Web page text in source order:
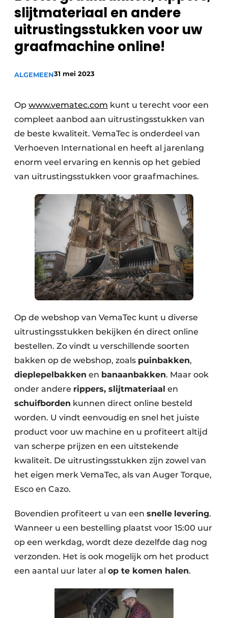
Privacy / Cookie statement
Vacature aanmelden
Vacatures
slijtmateriaal en andere
uitrustingsstukken voor uw
graafmachine online!
ALGEMEEN31 mei 2023
Op www.vematec.com kunt u terecht voor een
compleet aanbod aan uitrustingsstukken van
de beste kwaliteit. VemaTec is onderdeel van
Verhoeven International en heeft al jarenlang
enorm veel ervaring en kennis op het gebied
van uitrustingsstukken voor graafmachines.
Op de webshop van VemaTec kunt u diverse
uitrustingsstukken bekijken én direct online
bestellen. Zo vindt u verschillende soorten
bakken op de webshop, zoals puinbakken,
dieplepelbakken en banaanbakken. Maar ook
onder andere rippers, slijtmateriaal en
schuifborden kunnen direct online besteld
worden. U vindt eenvoudig en snel het juiste
product voor uw machine en u profiteert altijd
van scherpe prijzen en een uitstekende
kwaliteit. De uitrustingsstukken zijn zowel van
het eigen merk VemaTec, als van Auger Torque,
Esco en Cazo.
Bovendien profiteert u van een snelle levering.
Wanneer u een bestelling plaatst voor 15:00 uur
op een werkdag, wordt deze dezelfde dag nog
verzonden. Het is ook mogelijk om het product
een aantal uur later al op te komen halen.